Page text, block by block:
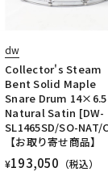
dw
Collector's Steam
Bent Solid Maple
Snare Drum
Natural Satin [DW-
SL1465SD/SO-NAT/
【お取り寄せ商品】
¥193,050 （税込）